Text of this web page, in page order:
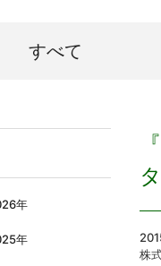
すべて
年
年
株